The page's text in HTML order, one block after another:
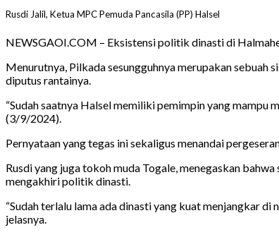
Rusdi Jalil, Ketua MPC Pemuda Pancasila (PP) Halsel
NEWSGAOI.COM – Eksistensi politik dinasti di
Menurutnya, Pilkada sesungguhnya merupakan sebuah
diputus rantainya.
“Sudah saatnya Halsel memiliki pemimpin yang mampu
(3/9/2024).
Pernyataan yang tegas ini sekaligus menandai
Rusdi yang juga tokoh muda Togale, menegaskan
mengakhiri politik dinasti.
“Sudah terlalu lama ada dinasti yang kuat menjangkar
jelasnya.